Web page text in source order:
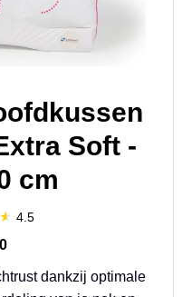
Soft -
cm
4.5
dankzij optimale